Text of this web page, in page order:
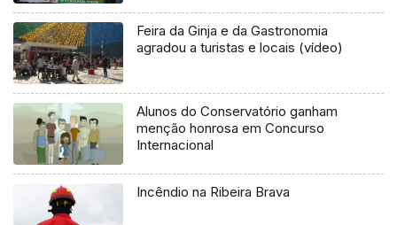
Feira da Ginja e da Gastronomia
agradou a turistas e locais (vídeo)
Alunos do Conservatório ganham
menção honrosa em Concurso
Internacional
Incêndio na Ribeira Brava